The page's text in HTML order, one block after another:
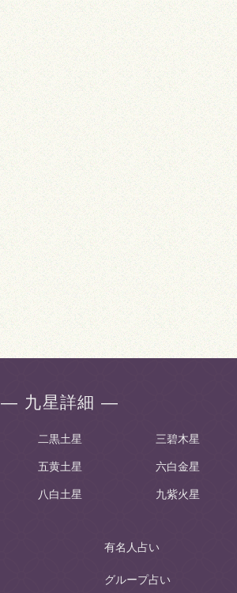
― 九星詳細 ―
二黒土星 三碧木星
五黄土星 六白金星
八白土星 九紫火星
有名人占い
グループ占い